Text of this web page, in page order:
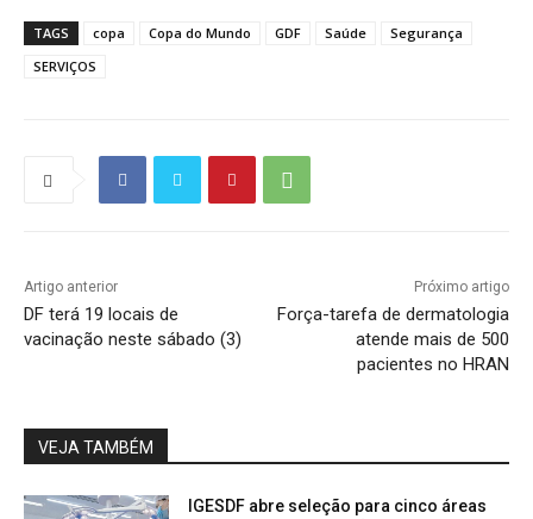
TAGS copa Copa do Mundo GDF Saúde
Segurança
SERVIÇOS
Artigo anterior
DF terá 19 locais de
vacinação neste sábado (3)
Próximo artigo
Força-tarefa de dermatologia
atende mais de 500
pacientes no HRAN
VEJA TAMBÉM
IGESDF abre seleção para cinco áreas